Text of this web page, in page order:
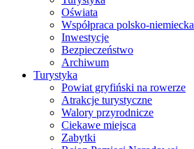
Oświata
Współpraca polsko-niemiecka
Inwestycje
Bezpieczeństwo
Archiwum
Turystyka
Powiat gryfiński na rowerze
Atrakcje turystyczne
Walory przyrodnicze
Ciekawe miejsca
Zabytki